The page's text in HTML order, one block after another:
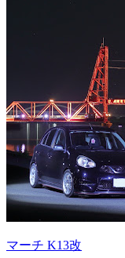
マーチ K13改